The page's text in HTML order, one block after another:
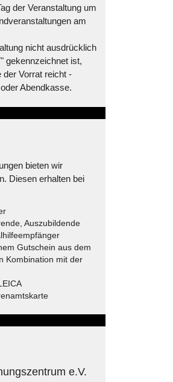
der Veranstaltung um
am
nicht ausdrücklich
gekennzeichnet ist,
der Vorrat reicht -
Abendkasse.
bieten wir
Diesen erhalten bei
Auszubildende
Gutschein aus dem
Kombination mit der
e.V.